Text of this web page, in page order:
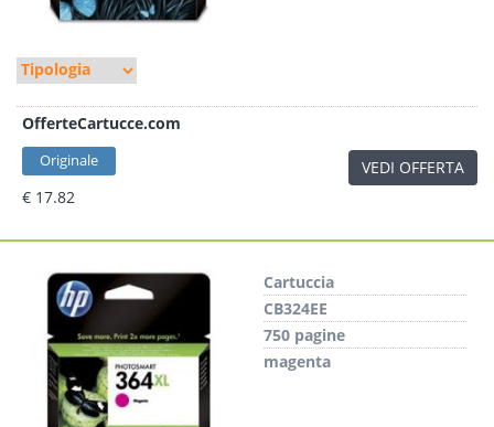
OfferteCartucce.com
Originale
€ 17.82
VEDI OFFERTA
Cartuccia
CB324EE
750 pagine
magenta